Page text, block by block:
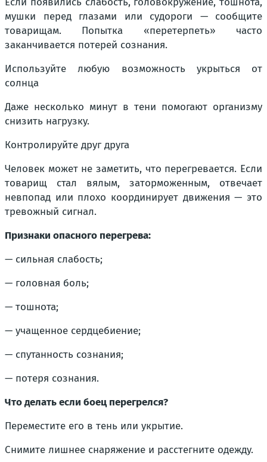
мушки перед глазами или судороги — сообщите
товарищам. Попытка «перетерпеть» часто
заканчивается потерей сознания.
Используйте любую возможность укрыться от
солнца
Даже несколько минут в тени помогают организму
снизить нагрузку.
Контролируйте друг друга
Человек может не заметить, что перегревается. Если
товарищ стал вялым, заторможенным, отвечает
невпопад или плохо координирует движения — это
тревожный сигнал.
Признаки опасного перегрева:
— сильная слабость;
— головная боль;
— тошнота;
— учащенное сердцебиение;
— спутанность сознания;
— потеря сознания.
Что делать если боец перегрелся?
Переместите его в тень или укрытие.
Снимите лишнее снаряжение и расстегните одежду.